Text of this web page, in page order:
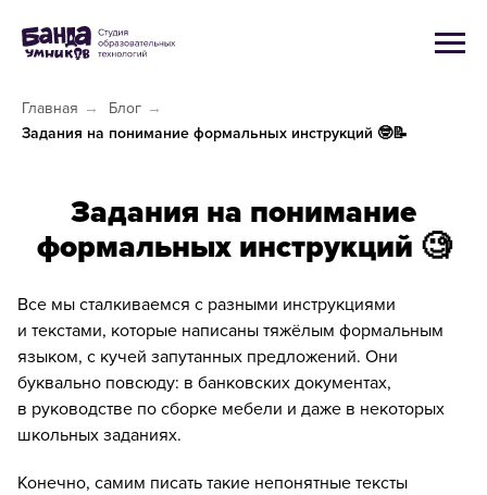
Главная → Блог →
Задания на понимание формальных инструкций 🤓📝
Задания на понимание
формальных инструкций 🧐
Все мы сталкиваемся с разными инструкциями
и текстами, которые написаны тяжёлым формальным
языком, с кучей запутанных предложений. Они
буквально повсюду: в банковских документах,
в руководстве по сборке мебели и даже в некоторых
школьных заданиях.
Конечно, самим писать такие непонятные тексты